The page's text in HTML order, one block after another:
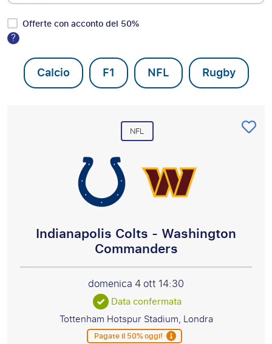
Offerte con acconto del 50%
?
Calcio F1 NFL Rugby
NFL
Indianapolis Colts - Washington
Commanders
domenica 4 ott 14:30
Data confermata
Tottenham Hotspur Stadium, Londra
Pagate il 50% oggi!